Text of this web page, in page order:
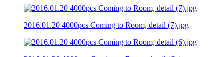
2016.01.20 4000pcs Coming to Room, detail (7).jpg